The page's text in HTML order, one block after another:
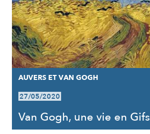
AUVERS ET VAN GOGH
27/05/2020
Van Gogh, une vie en Gifs